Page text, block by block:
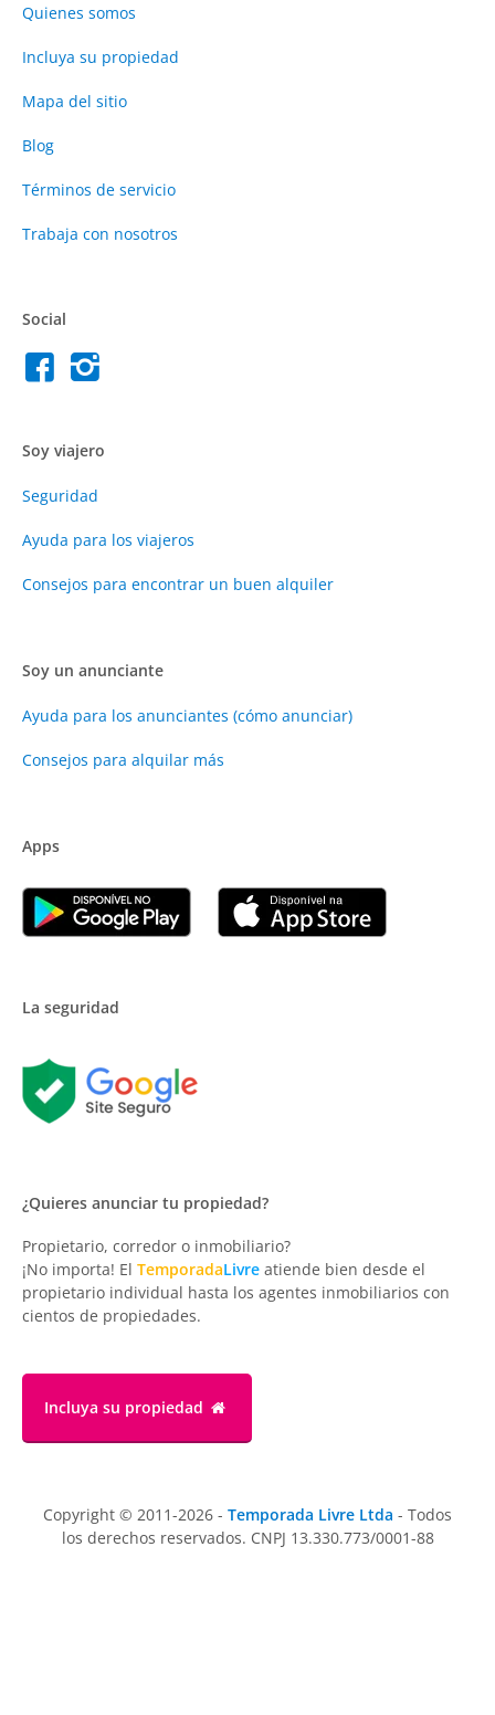
Quienes somos
Incluya su propiedad
Mapa del sitio
Blog
Términos de servicio
Trabaja con nosotros
Social
Soy viajero
Seguridad
Ayuda para los viajeros
Consejos para encontrar un buen alquiler
Soy un anunciante
Ayuda para los anunciantes (cómo anunciar)
Consejos para alquilar más
Apps
La seguridad
¿Quieres anunciar tu propiedad?
Propietario, corredor o inmobiliario?
¡No importa! El TemporadaLivre atiende bien desde el
propietario individual hasta los agentes inmobiliarios con
cientos de propiedades.
Incluya su propiedad
Copyright © 2011-2026 - Temporada Livre Ltda - Todos
los derechos reservados. CNPJ 13.330.773/0001-88